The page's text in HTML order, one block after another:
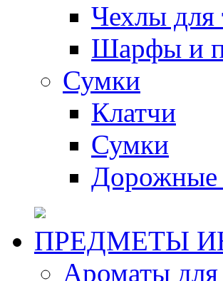
Чехлы для
Шарфы и
Сумки
Клатчи
Сумки
Дорожные
ПРЕДМЕТЫ
Ароматы